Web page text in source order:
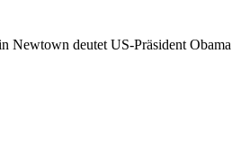
Newtown deutet US-Präsident